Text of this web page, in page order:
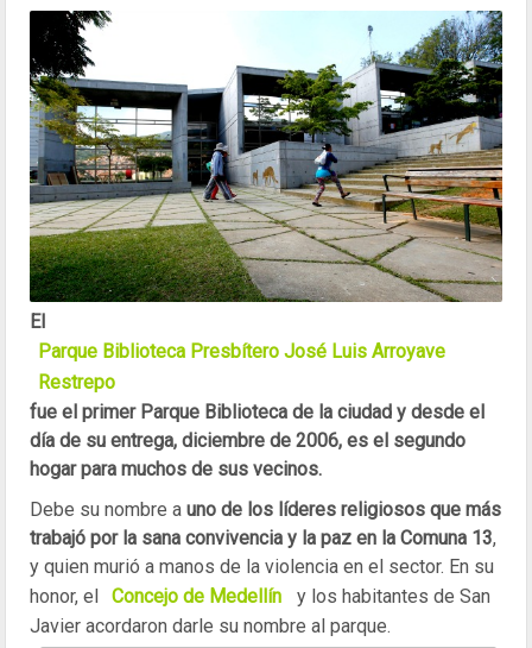
El
Parque Biblioteca Presbítero José Luis Arroyave
Restrepo
fue el primer Parque Biblioteca de la ciudad y desde el
día de su entrega, diciembre de 2006, es el segundo
hogar para muchos de sus vecinos.
Debe su nombre a uno de los líderes religiosos que más
trabajó por la sana convivencia y la paz en la Comuna 13,
y quien murió a manos de la violencia en el sector. En su
honor, el
Concejo de Medellín
y los habitantes de San
Javier acordaron darle su nombre al parque.